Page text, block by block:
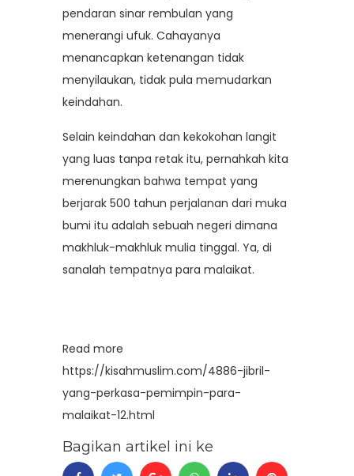
pendaran sinar rembulan yang
menerangi ufuk. Cahayanya
menancapkan ketenangan tidak
menyilaukan, tidak pula memudarkan
keindahan.
Selain keindahan dan kekokohan langit
yang luas tanpa retak itu, pernahkah kita
merenungkan bahwa tempat yang
berjarak 500 tahun perjalanan dari muka
bumi itu adalah sebuah negeri dimana
makhluk-makhluk mulia tinggal. Ya, di
sanalah tempatnya para malaikat.
Read more
https://kisahmuslim.com/4886-jibril-
yang-perkasa-pemimpin-para-
malaikat-12.html
Bagikan artikel ini ke